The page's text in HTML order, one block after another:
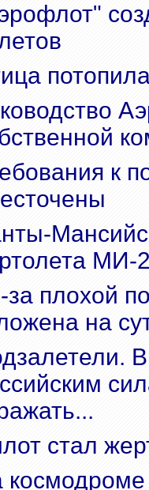
к
за плохой
на
стал